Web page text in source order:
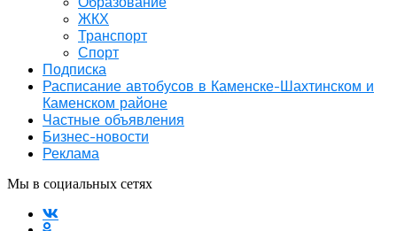
ЖКХ
Транспорт
Спорт
Подписка
Расписание автобусов в Каменске-Шахтинском и
Каменском районе
Частные объявления
Бизнес-новости
Реклама
Мы в социальных сетях